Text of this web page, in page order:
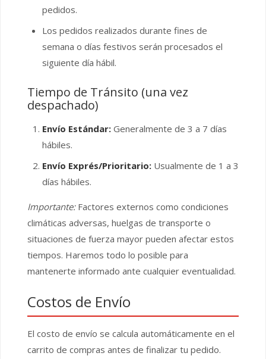
pedidos.
Los pedidos realizados durante fines de
semana o días festivos serán procesados el
siguiente día hábil.
Tiempo de Tránsito (una vez
despachado)
Envío Estándar: Generalmente de 3 a 7 días
hábiles.
Envío Exprés/Prioritario: Usualmente de 1 a 3
días hábiles.
Importante:Factores externos como condiciones
climáticas adversas, huelgas de transporte o
situaciones de fuerza mayor pueden afectar estos
tiempos. Haremos todo lo posible para
mantenerte informado ante cualquier eventualidad.
Costos de Envío
El costo de envío se calcula automáticamente en el
carrito de compras antes de finalizar tu pedido.